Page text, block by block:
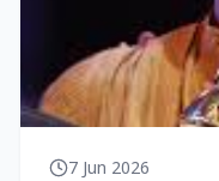
7 Jun 2026